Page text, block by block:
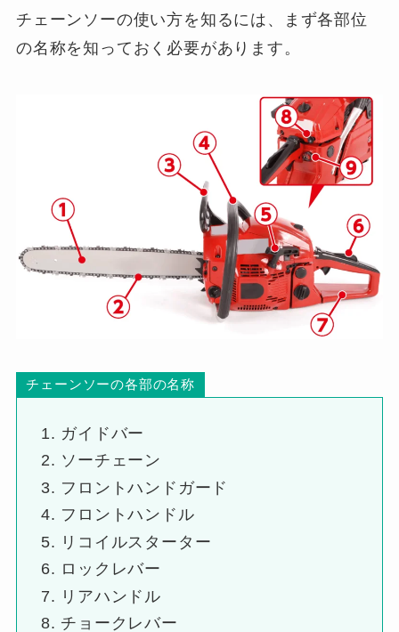
チェーンソーの使い方を知るには、まず各部位
の名称を知っておく必要があります。
チェーンソーの各部の名称
ガイドバー
ソーチェーン
フロントハンドガード
フロントハンドル
リコイルスターター
ロックレバー
リアハンドル
チョークレバー